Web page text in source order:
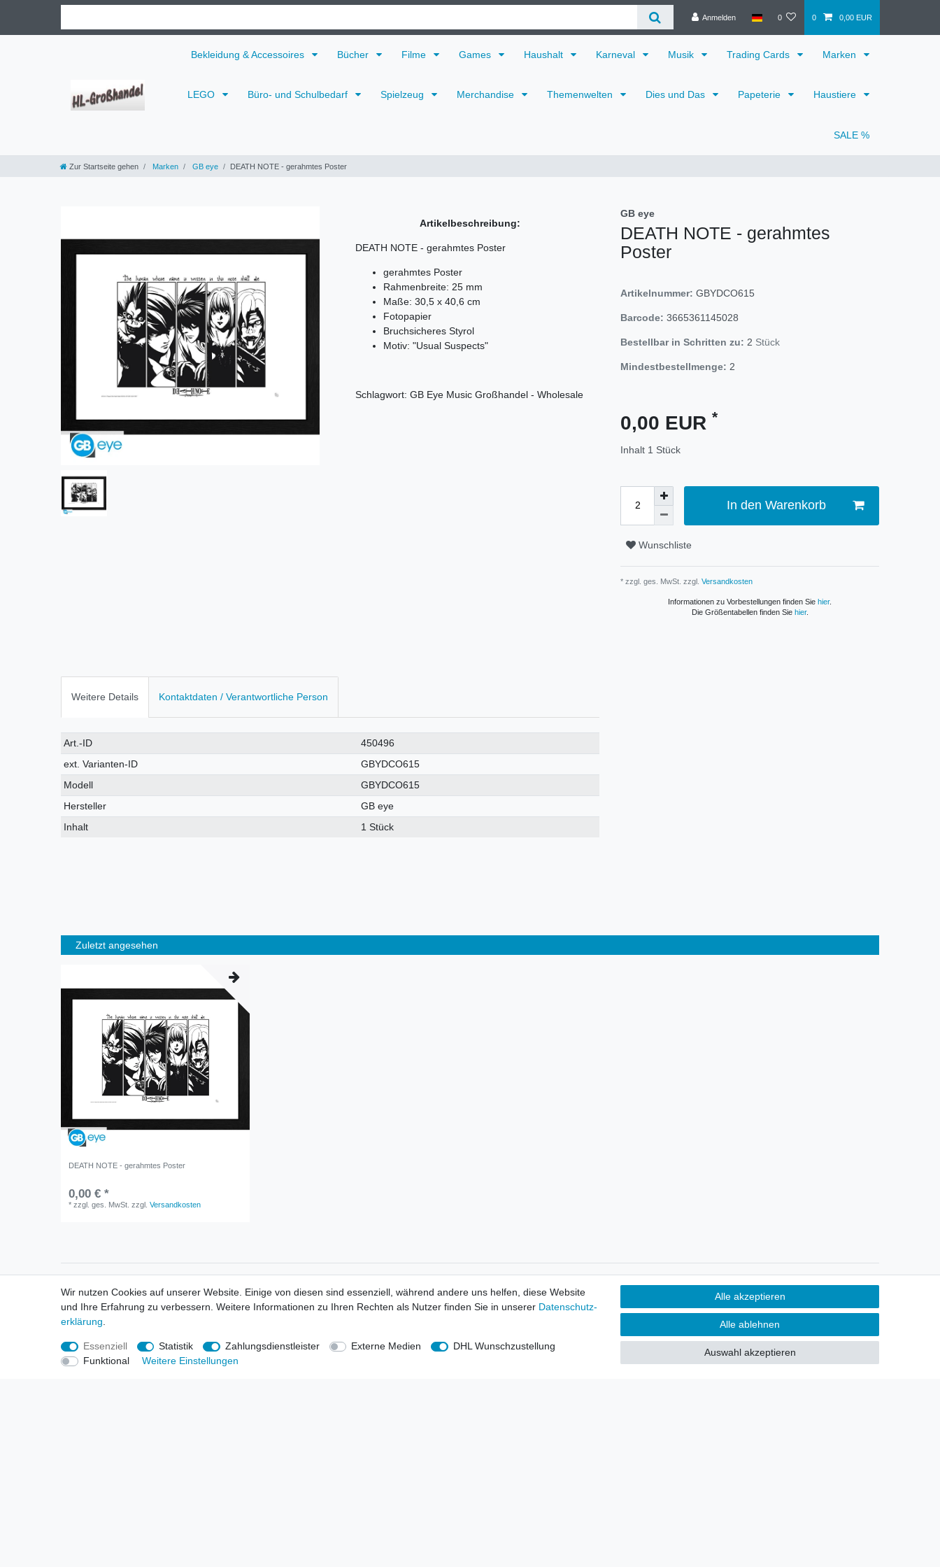
Anmelden 0 0 0,00 EUR
Bekleidung & Accessoires Bücher Filme Games Haushalt Karneval Musik Trading Cards Marken
LEGO Büro- und Schulbedarf Spielzeug Merchandise Themenwelten Dies und Das Papeterie Haustiere
SALE %
Zur Startseite gehen Marken GB eye DEATH NOTE - gerahmtes Poster
Artikelbeschreibung:
DEATH NOTE - gerahmtes Poster
gerahmtes Poster
Rahmenbreite: 25 mm
Maße: 30,5 x 40,6 cm
Fotopapier
Bruchsicheres Styrol
Motiv: "Usual Suspects"
Schlagwort: GB Eye Music Großhandel - Wholesale
GB eye
DEATH NOTE - gerahmtes
Poster
Artikelnummer: GBYDCO615
Barcode: 3665361145028
Bestellbar in Schritten zu: 2 Stück
Mindestbestellmenge: 2
0,00 EUR *
Inhalt 1 Stück
In den Warenkorb
Wunschliste
* zzgl. ges. MwSt. zzgl. Versandkosten
Informationen zu Vorbestellungen finden Sie hier.
Die Größentabellen finden Sie hier.
Weitere Details Kontaktdaten / Verantwortliche Person
Technisches
Merkmal
Wert
Art.-ID
450496
ext. Varianten-ID
GBYDCO615
Modell
GBYDCO615
Hersteller
GB eye
Inhalt
1 Stück
Zuletzt angesehen
DEATH NOTE - gerahmtes Poster
0,00 € *
*zzgl. ges. MwSt. zzgl.Versandkosten
Informationen
Neukunden / New Accounts
Zahlung
Versandkosten
Entsorgungs- & Umweltbestimmungen
Größentabellen
Informationen
Händlerbund - rechtssicher verkaufen
Produkt-Kataloge
Über uns
Wir versenden mit
Sie möchten über neu eingetroffene
Lagerware oder Neuheiten
allgemein informiert werden?
Wir nutzen Cookies auf unserer Website. Einige von diesen sind essenziell, während andere uns helfen, diese Website
und Ihre Erfahrung zu verbessern. Weitere Informationen zu Ihren Rechten als Nutzer finden Sie in unserer Daten­schutz­
erklärung
Essenziell Statistik Zahlungsdienstleister Externe Medien
DHL Wunschzustellung
Funktional
Weitere Einstellungen
Alle akzeptieren
Alle ablehnen
Auswahl akzeptieren